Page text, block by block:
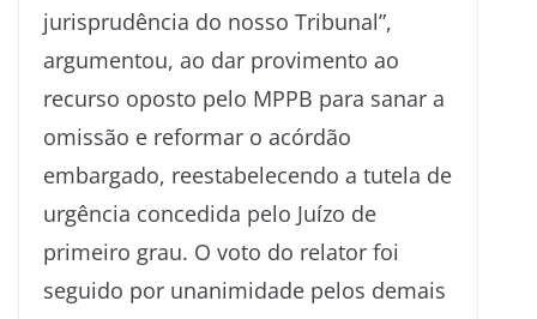
jurisprudência do nosso Tribunal”,
argumentou, ao dar provimento ao
recurso oposto pelo MPPB para sanar a
omissão e reformar o acórdão
embargado, reestabelecendo a tutela de
urgência concedida pelo Juízo de
primeiro grau. O voto do relator foi
seguido por unanimidade pelos demais